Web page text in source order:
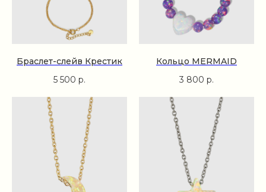
Браслет-слейв Крестик
5 500 р.
Кольцо MERMAID
3 800 р.